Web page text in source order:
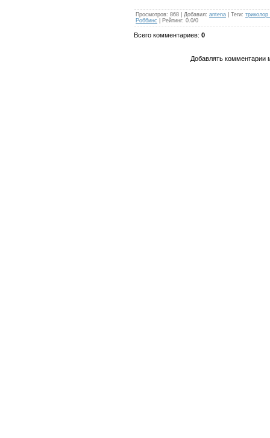
Просмотров: 868 Добавил: antena Теги: триколор
Роббинс
Рейтинг: 0.0/0
Всего комментариев: 0
Добавлять комментарии